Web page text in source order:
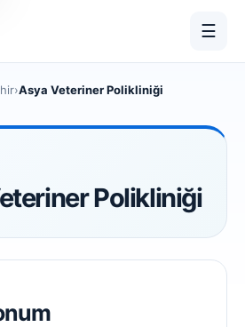
☰
›Asya Veteriner Polikliniği
Polikliniği